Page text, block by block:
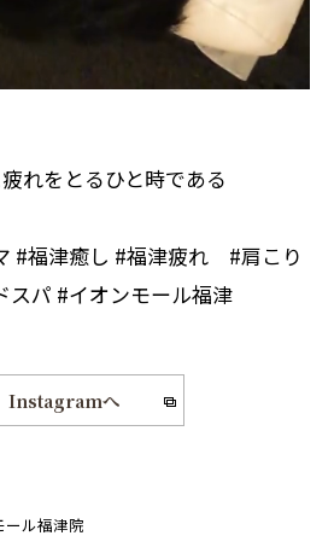
れをとるひと時である
#福津癒し #福津疲れ #肩こり
スパ #イオンモール福津
Instagramへ
ル福津院